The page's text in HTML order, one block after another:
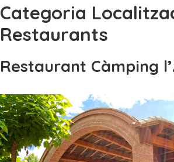
Categoria
Restaurants
Restaurant Càmping